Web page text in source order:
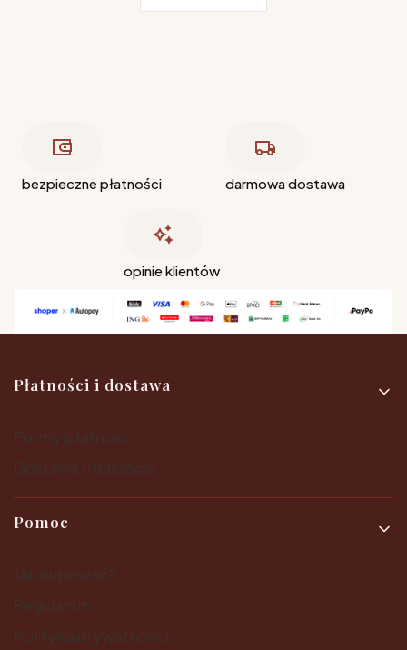
bezpieczne płatności darmowa dostawa
opinie klientów
Linki w stopce
Płatności i dostawa
Pomoc